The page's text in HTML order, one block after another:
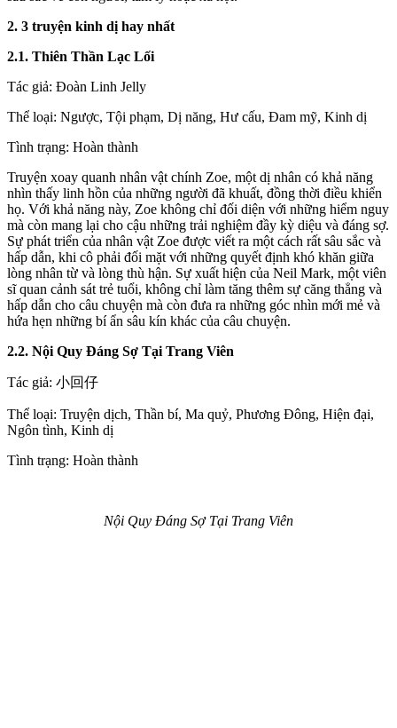
2. 3 truyện kinh dị hay nhất
2.1. Thiên Thần Lạc Lối
Tác giả: Đoàn Linh Jelly
Thể loại: Ngược, Tội phạm, Dị năng, Hư cấu, Đam mỹ, Kinh dị
Tình trạng: Hoàn thành
Truyện xoay quanh nhân vật chính Zoe, một dị nhân có khả năng
nhìn thấy linh hồn của những người đã khuất, đồng thời điều khiển
họ. Với khả năng này, Zoe không chỉ đối diện với những hiểm nguy
mà còn mang lại cho cậu những trải nghiệm đầy kỳ diệu và đáng sợ.
Sự phát triển của nhân vật Zoe được viết ra một cách rất sâu sắc và
hấp dẫn, khi cô phải đối mặt với những quyết định khó khăn giữa
lòng nhân từ và lòng thù hận. Sự xuất hiện của Neil Mark, một viên
sĩ quan cảnh sát trẻ tuổi, không chỉ làm tăng thêm sự căng thẳng và
hấp dẫn cho câu chuyện mà còn đưa ra những góc nhìn mới mẻ và
hứa hẹn những bí ẩn sâu kín khác của câu chuyện.
2.2. Nội Quy Đáng Sợ Tại Trang Viên
Tác giả: 小回仔
Thể loại: Truyện dịch, Thần bí, Ma quỷ, Phương Đông, Hiện đại,
Ngôn tình, Kinh dị
Tình trạng: Hoàn thành
Nội Quy Đáng Sợ Tại Trang Viên